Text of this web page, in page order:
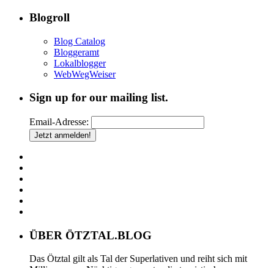
Blogroll
Blog Catalog
Bloggeramt
Lokalblogger
WebWegWeiser
Sign up for our mailing list.
Email-Adresse:
ÜBER ÖTZTAL.BLOG
Das Ötztal gilt als Tal der Superlativen und reiht sich mit